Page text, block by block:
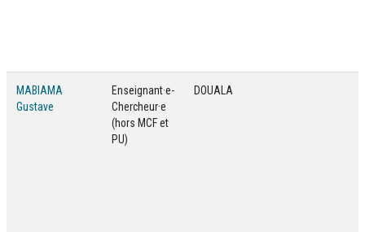
MABIAMA
Gustave
Enseignant·e-
Chercheur·e
(hors MCF et
PU)
DOUALA